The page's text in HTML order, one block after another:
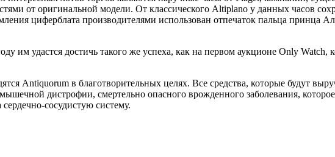
от оригинальной модели. От классического Altiplano у данных часов
циферблата производителями использован отпечаток пальца принца
им удастся достичь такого же успеха, как на первом аукционе Only Watch,
Antiquorum в благотворительных целях. Все средства, которые будут
дистрофии, смертельно опасного врожденного заболевания,
сосудистую систему.